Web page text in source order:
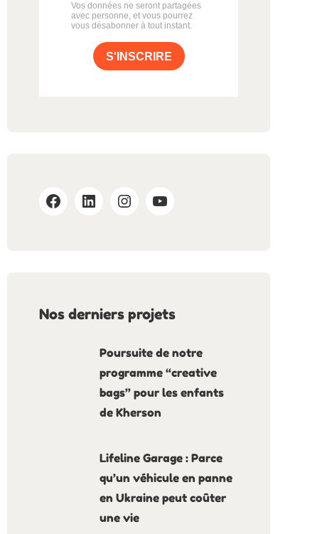
Vos données ne seront partagées
avec personne, et vous pourrez
vous désabonner à tout instant.
S'INSCRIRE
Nos derniers projets
Poursuite de notre
programme “creative
bags” pour les enfants
de Kherson
Lifeline Garage : Parce
qu’un véhicule en panne
en Ukraine peut coûter
une vie